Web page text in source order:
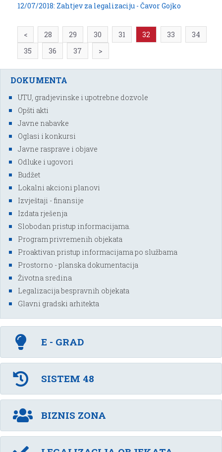
12/07/2018: Zahtjev za legalizaciju - Čavor Gojko
< 28 29 30 31 32 33
34
35
36 37 >
DOKUMENTA
UTU, gradjevinske i upotrebne dozvole
Opšti akti
Javne nabavke
Oglasi i konkursi
Javne rasprave i objave
Odluke i ugovori
Budžet
Lokalni akcioni planovi
Izvještaji - finansije
Izdata rješenja
Slobodan pristup informacijama.
Program privremenih objekata
Proaktivan pristup informacijama po službama
Prostorno - planska dokumentacija
Životna sredina
Legalizacija bespravnih objekata
Glavni gradski arhitekta
E - GRAD
SISTEM 48
BIZNIS ZONA